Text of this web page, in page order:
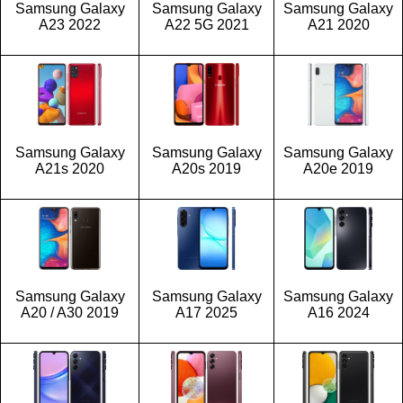
Samsung Galaxy
A23 2022
Samsung Galaxy
A22 5G 2021
Samsung Galaxy
A21 2020
Samsung Galaxy
A21s 2020
Samsung Galaxy
A20s 2019
Samsung Galaxy
A20e 2019
Samsung Galaxy
A20 / A30 2019
Samsung Galaxy
A17 2025
Samsung Galaxy
A16 2024